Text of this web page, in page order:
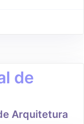
de
Arquitetura